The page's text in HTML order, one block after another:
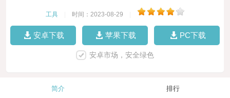
工具 时间：2023-08-29
安卓下载 苹果下载 PC下载
安卓市场，安全绿色
简介 排行